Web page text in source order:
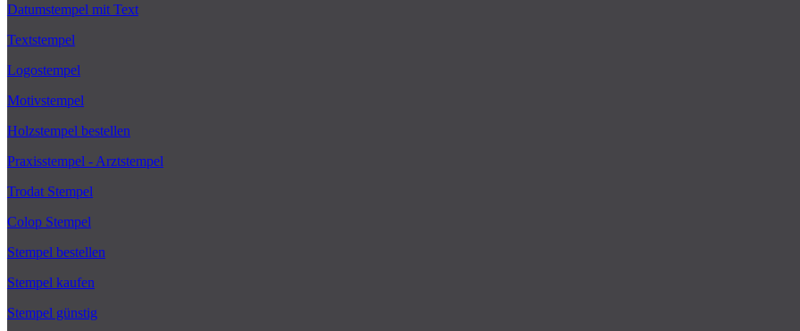
Datumstempel mit Text
Textstempel
Logostempel
Motivstempel
Holzstempel bestellen
Praxisstempel - Arztstempel
Trodat Stempel
Colop Stempel
Stempel bestellen
Stempel kaufen
Stempel günstig